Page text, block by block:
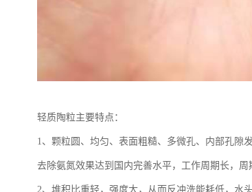
轻质陶粒主要特点：
1、颗粒圆、均匀、表面粗糙、多微孔、内部孔隙
去除氨氮效果达到国内完善水平，工作周期长，周
2、堆积比重轻，强度大，从而反冲洗能耗低，水